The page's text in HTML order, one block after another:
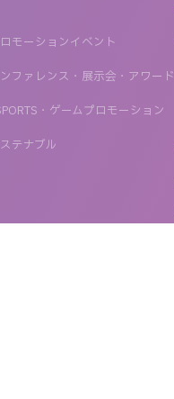
モーションイベント
ファレンス・展示会・アワード
・ゲームプロモーション
テナブル